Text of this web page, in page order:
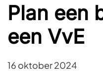
Plan een
een VvE
16 oktober 2024